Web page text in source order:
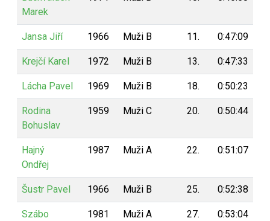
Marek
Jansa Jiří 1966 Muži B 11. 0:47:09
Krejčí Karel 1972 Muži B 13. 0:47:33
Lácha Pavel 1969 Muži B 18. 0:50:23
Rodina
Bohuslav
1959 Muži C 20. 0:50:44
Hajný
Ondřej
1987 Muži A 22. 0:51:07
Šustr Pavel 1966 Muži B 25. 0:52:38
Szábo
1981 Muži A 27. 0:53:04